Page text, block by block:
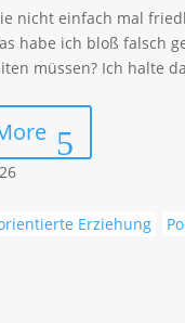
nicht einfach mal
habe ich bloß falsch
müssen? Ich halte
Erziehung